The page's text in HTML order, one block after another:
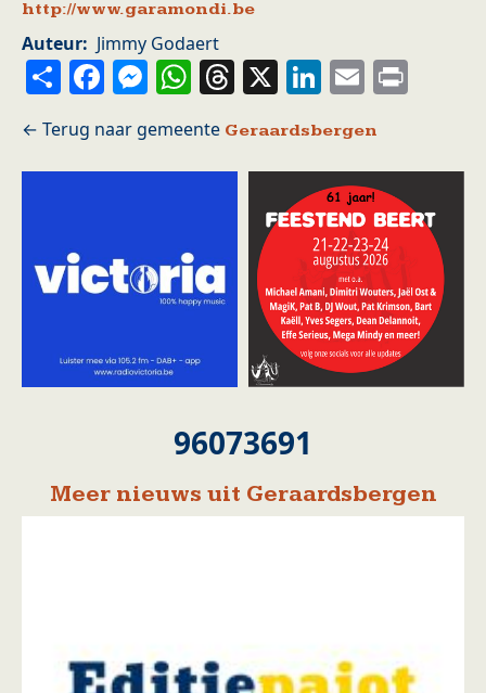
http://www.garamondi.be
Auteur Jimmy Godaert
ShareFacebook
Messenger
WhatsApp
Threads
X LinkedIn
Email
Geraardsbergen
96073691
Meer nieuws uit Geraardsbergen